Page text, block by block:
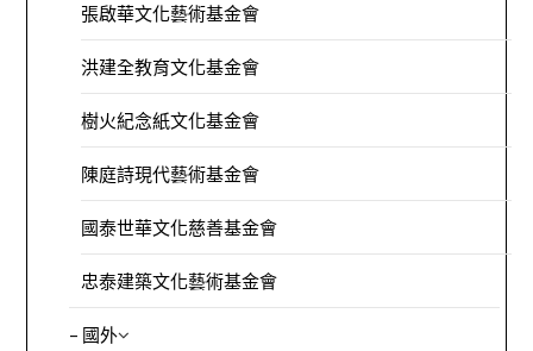
張啟華文化藝術基金會
洪建全教育文化基金會
樹火紀念紙文化基金會
陳庭詩現代藝術基金會
國泰世華文化慈善基金會
忠泰建築文化藝術基金會
– 國外